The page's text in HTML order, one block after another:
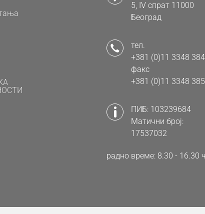
5, IV спрат 11000
Београд
тел.
+381 (0)11 3348 384
факс
+381 (0)11 3348 385
ПИБ: 103239684
Матични број:
17537032
радно време: 8.30 -